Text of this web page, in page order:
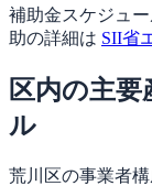
補助金スケジュ
助の詳細は SII省
区内の主
ル
荒川区の事業者